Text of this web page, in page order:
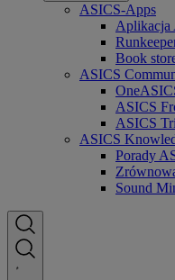
ASICS-Apps
Aplikacja
Book
ASICS
ASICS
ASICS
ASICS
Porady
Sound